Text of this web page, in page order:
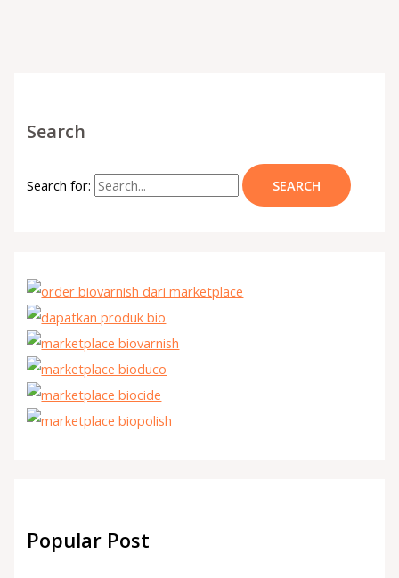
Search
Search for:
Popular Post